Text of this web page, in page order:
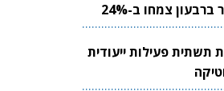
צמחו ב-24%
תשתית פעילות ייעודית